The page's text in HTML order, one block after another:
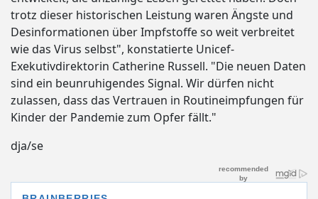
trotz dieser historischen Leistung waren Ängste und
Desinformationen über Impfstoffe so weit verbreitet
wie das Virus selbst", konstatierte Unicef-
Exekutivdirektorin Catherine Russell. "Die neuen Daten
sind ein beunruhigendes Signal. Wir dürfen nicht
zulassen, dass das Vertrauen in Routineimpfungen für
Kinder der Pandemie zum Opfer fällt."
dja/se